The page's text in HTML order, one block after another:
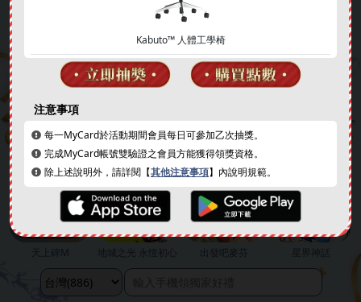
簽到好禮 成就解鎖
天上碑M 出發吧麥芬 星界神話
Kabuto™ 人體工學椅
注意事項
每一MyCard於活動期間會員每日可參加乙次抽獎。
完成MyCard帳號雙驗證之會員方能獲得領獎資格。
除上述說明外，請詳閱【其他注意事項】內說明規範。
❄